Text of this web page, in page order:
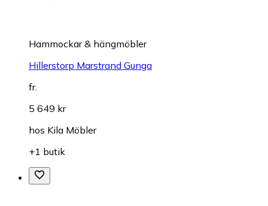
Hammockar & hängmöbler
Hillerstorp Marstrand Gunga
fr.
5 649 kr
hos Kila Möbler
+1 butik